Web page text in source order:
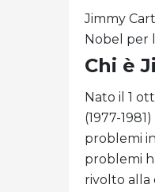
Jimmy
Nobel per
Chi è
Nato il 1
(1977-
problemi
problemi
rivolto alla